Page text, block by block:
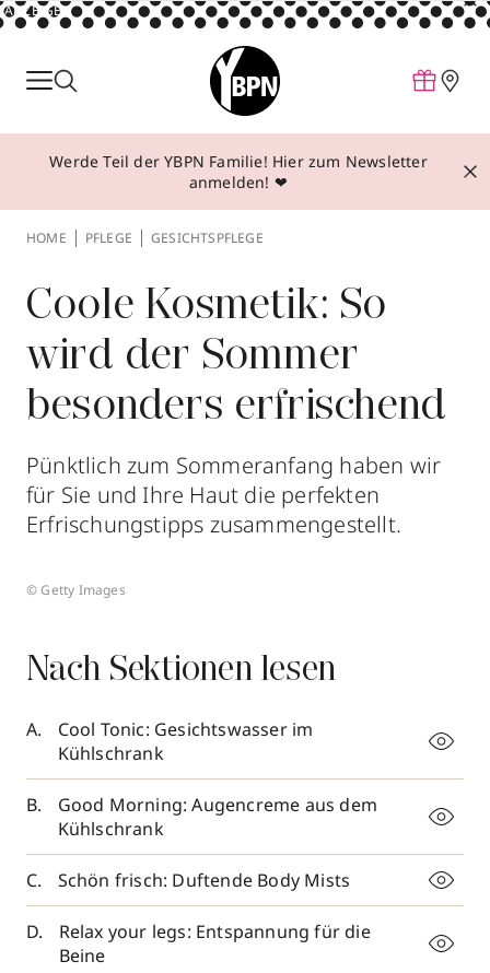
ANZEIGE
Parfum
Make-up
Behandlungen
Über YBPN
Aktionen
Storefinder
Werde Teil der YBPN Familie! Hier zum Newsletter
anmelden! ❤
HOME PFLEGE GESICHTSPFLEGE
Coole Kosmetik: So
wird der Sommer
besonders erfrischend
Pünktlich zum Sommeranfang haben wir
für Sie und Ihre Haut die perfekten
Erfrischungstipps zusammengestellt.
© Getty Images
Nach Sektionen lesen
Cool Tonic: Gesichtswasser im
Kühlschrank
Good Morning: Augencreme aus dem
Kühlschrank
Schön frisch: Duftende Body Mists
Relax your legs: Entspannung für die
Beine